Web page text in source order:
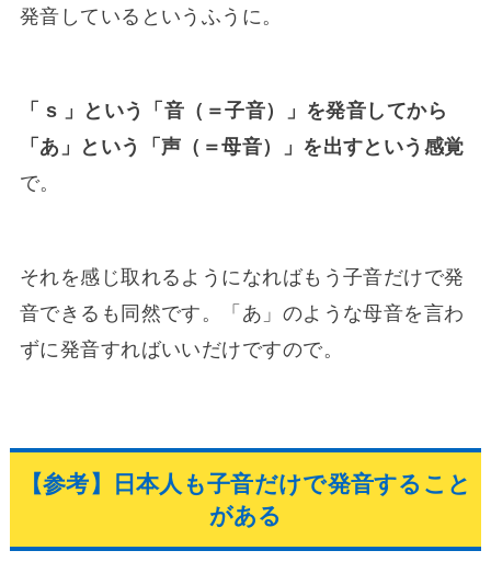
発音しているというふうに。
「 s 」という「音（＝子音）」を発音してから
「あ」という「声（＝母音）」を出すという感覚
で。
それを感じ取れるようになればもう子音だけで発
音できるも同然です。「あ」のような母音を言わ
ずに発音すればいいだけですので。
【参考】日本人も子音だけで発音すること
がある